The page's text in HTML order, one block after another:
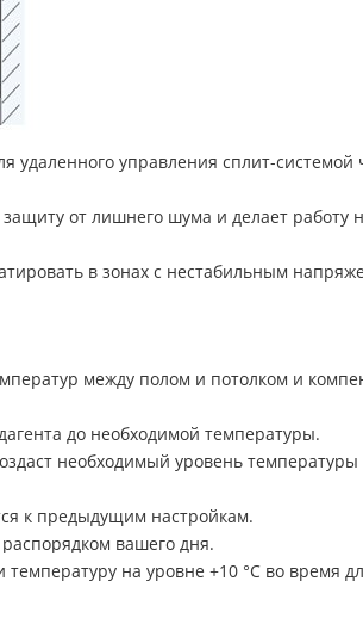
управления сплит-системой
от лишнего шума и делает работу
в зонах с нестабильным
между полом и потолком и
до необходимой температуры.
необходимый уровень
к предыдущим настройкам.
вашего дня.
на уровне +10 °C во время